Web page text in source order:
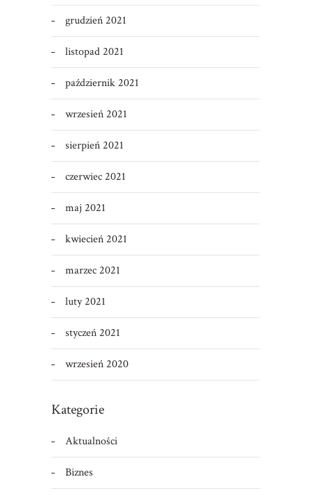
grudzień 2021
listopad 2021
październik 2021
wrzesień 2021
sierpień 2021
czerwiec 2021
maj 2021
kwiecień 2021
marzec 2021
luty 2021
styczeń 2021
wrzesień 2020
Kategorie
Aktualności
Biznes